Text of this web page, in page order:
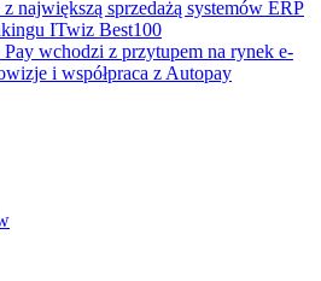
największą sprzedażą systemów ERP
ITwiz Best100
Pay wchodzi z przytupem na rynek e-
i współpraca z Autopay